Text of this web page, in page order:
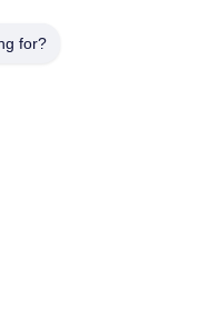
for?